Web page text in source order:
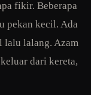
fikir. Beberapa
pekan kecil. Ada
lalu lalang. Azam
dari kereta,